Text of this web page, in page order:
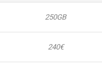
250GB
240€